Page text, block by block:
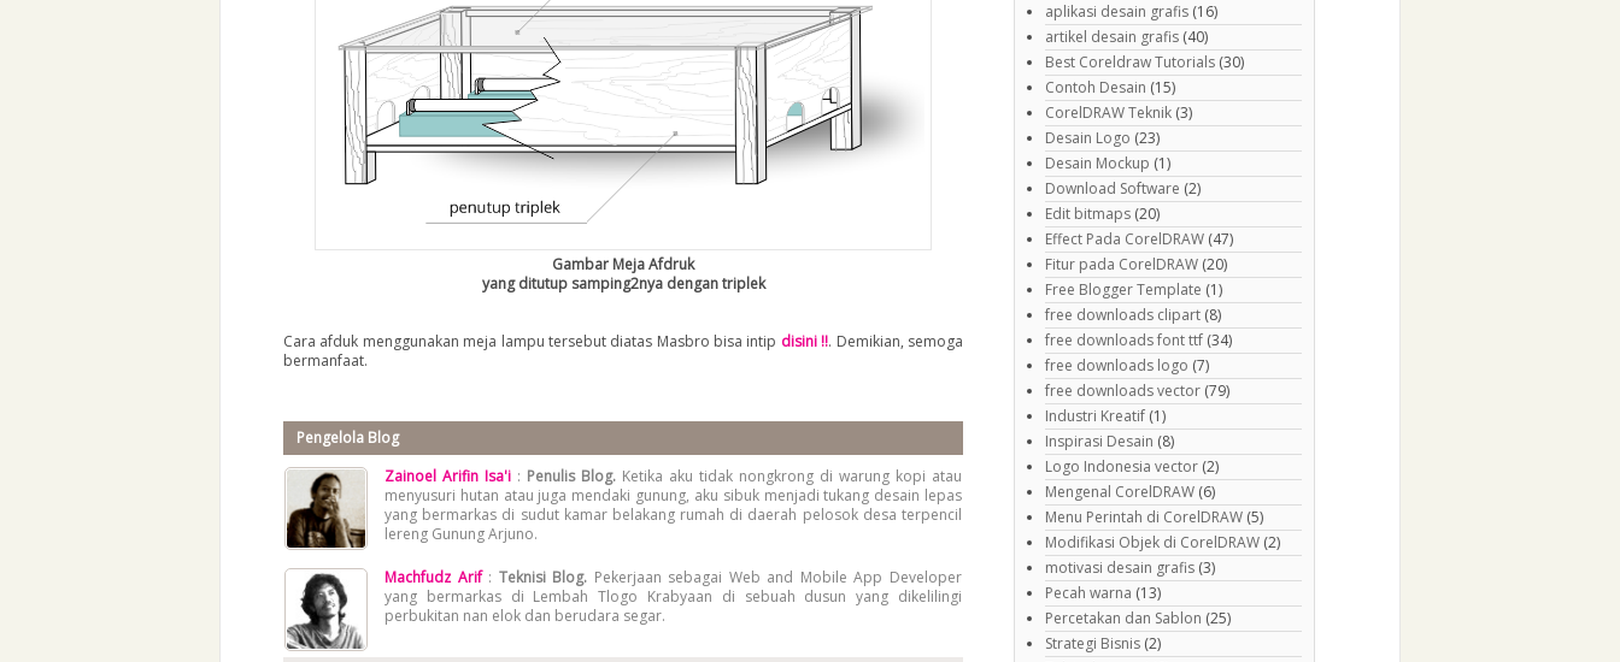
Gambar Meja Afdruk
yang ditutup samping2nya dengan triplek
Cara afduk menggunakan meja lampu tersebut diatas Masbro bisa intip disini !!. Demikian, semoga
bermanfaat.
Pengelola Blog
Zainoel Arifin Isa'i : Penulis Blog. Ketika aku tidak nongkrong di warung kopi atau
menyusuri hutan atau juga mendaki gunung, aku sibuk menjadi tukang desain lepas
yang bermarkas di sudut kamar belakang rumah di daerah pelosok desa terpencil
lereng Gunung Arjuno.
Machfudz Arif : Teknisi Blog. Pekerjaan sebagai Web and Mobile App Developer
yang bermarkas di Lembah Tlogo Krabyaan di sebuah dusun yang dikelilingi
perbukitan nan elok dan berudara segar.
aplikasi desain grafis (16)
artikel desain grafis (40)
Best Coreldraw Tutorials (30)
Contoh Desain (15)
CorelDRAW Teknik (3)
Desain Logo (23)
Desain Mockup (1)
Download Software (2)
Edit bitmaps (20)
Effect Pada CorelDRAW (47)
Fitur pada CorelDRAW (20)
Free Blogger Template (1)
free downloads clipart (8)
free downloads font ttf (34)
free downloads logo (7)
free downloads vector (79)
Industri Kreatif (1)
Inspirasi Desain (8)
Logo Indonesia vector (2)
Mengenal CorelDRAW (6)
Menu Perintah di CorelDRAW (5)
Modifikasi Objek di CorelDRAW (2)
motivasi desain grafis (3)
Pecah warna (13)
Percetakan dan Sablon (25)
Strategi Bisnis (2)